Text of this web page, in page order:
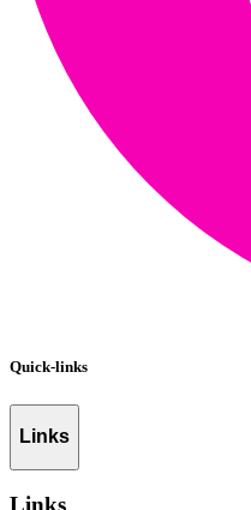
Quick-links
Links